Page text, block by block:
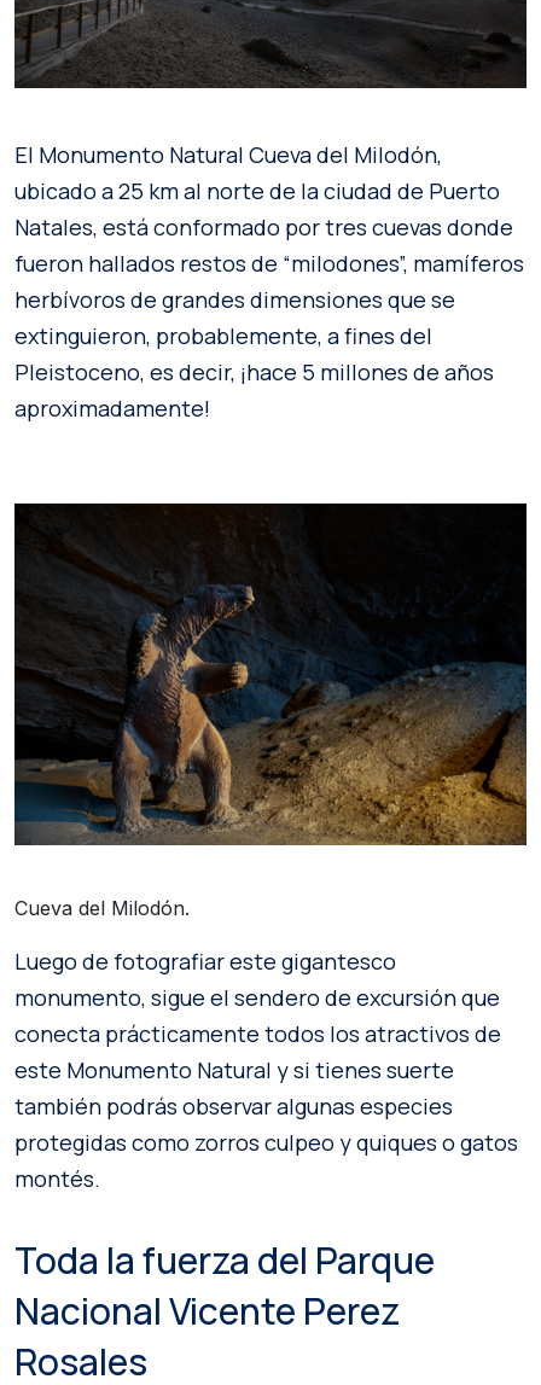
El Monumento Natural Cueva del Milodón,
ubicado a 25 km al norte de la ciudad de Puerto
Natales, está conformado por tres cuevas donde
fueron hallados restos de “milodones”, mamíferos
herbívoros de grandes dimensiones que se
extinguieron, probablemente, a fines del
Pleistoceno, es decir, ¡hace 5 millones de años
aproximadamente!
Cueva del Milodón.
Luego de fotografiar este gigantesco
monumento, sigue el sendero de excursión que
conecta prácticamente todos los atractivos de
este Monumento Natural y si tienes suerte
también podrás observar algunas especies
protegidas como zorros culpeo y quiques o gatos
montés.
Toda la fuerza del Parque
Nacional Vicente Perez
Rosales